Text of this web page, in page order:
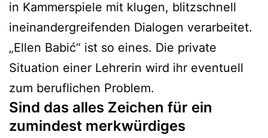
in Kammerspiele mit klugen, blitzschnell
ineinandergreifenden Dialogen verarbeitet.
„Ellen Babić“ ist so eines. Die private
Situation einer Lehrerin wird ihr eventuell
zum beruflichen Problem.
Sind das alles Zeichen für ein
zumindest merkwürdiges